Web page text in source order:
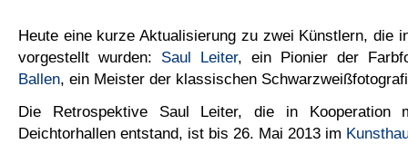
Heute eine kurze Aktualisierung zu zwei Künstlern, die
vorgestellt wurden: Saul Leiter, ein Pionier der
Ballen, ein Meister der klassischen
Die Retrospektive Saul Leiter, die in Kooperation
Deichtorhallen entstand, ist bis 26. Mai 2013 im